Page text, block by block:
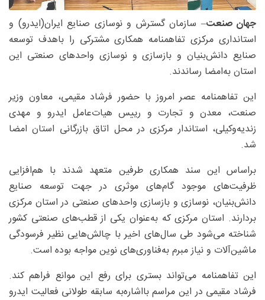
جهان صنعت– سازمان گسترش و نوسازی صنایع ایران(ایدرو) و
استانداری مرکزی تفاهمنامه همکاری مشترکی را باهدف توسعه
صنایع دانش‌بنیان و بازسازی و نوسازی واحدهای صنعتی این
استان به‌امضا رساندند.
این تفاهمنامه عصر امروز با حضور فرشاد مقیمی، معاون وزیر
صنعت، معدن و تجارت و رییس هیات‌عامل ایدرو و مهدی
زندیه‌وکیلی، استاندار مرکزی در محل اتاق بازرگانی استان امضا
شد.
براساس این سند همکاری طرفین متعهد شدند با هم‌افزایی
ظرفیت‌های موجود گام‌های موثری در جهت توسعه صنایع
دانش‌بنیان، نوسازی و بازسازی واحدهای صنعتی در استان مرکزی
بردارند. استان مرکزی که به‌عنوان یکی از قطب‌های صنعتی کشور
شناخته می‌شود طی سال‌های اخیر با چالش‌هایی نظیر فرسودگی
ماشین‌آلات و نیاز مبرم به‌فناوری‌های نوین مواجه بوده است.
این تفاهمنامه می‌تواند بستری برای رفع این موانع فراهم کند.
فرشاد مقیمی در این مراسم بااشاره‌به سابقه طولانی فعالیت ایدرو